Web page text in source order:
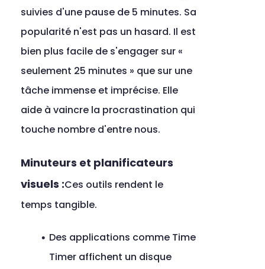
suivies d'une pause de 5 minutes. Sa
popularité n'est pas un hasard. Il est
bien plus facile de s'engager sur «
seulement 25 minutes » que sur une
tâche immense et imprécise. Elle
aide à vaincre la procrastination qui
touche nombre d'entre nous.
Minuteurs et planificateurs
visuels :Ces outils rendent le
temps tangible.
Des applications comme Time
Timer affichent un disque